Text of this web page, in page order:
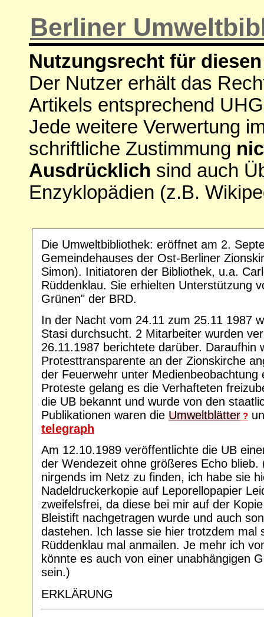
Berliner
Nutzungsrecht für
Der Nutzer erhält das
Artikels entsprechend
Jede weitere Verwertung
schriftliche Zustimmung
Ausdrücklich sind auch
Enzyklopädien (z.B.
Die Umweltbibliothek: eröffnet am 2.
Gemeindehauses der Ost-Berliner
Simon). Initiatoren der Bibliothek, u.a.
Rüddenklau. Sie erhielten Unterstützung
Grünen" der BRD.
In der Nacht vom 24.11 zum 25.11 1987
Stasi durchsucht. 2 Mitarbeiter wurden
26.11.1987 berichtete darüber. Daraufhin
Protesttransparente an der Zionskirche
der Feuerwehr unter Medienbeobachtung
Proteste gelang es die Verhafteten
die UB bekannt und wurde von den
Publikationen waren die Umweltblätter ?
telegraph
Am 12.10.1989 veröffentlichte die UB
der Wendezeit ohne größeres Echo blieb.
nirgends im Netz zu finden, ich habe sie
Nadeldruckerkopie auf Leporellopapier
zweifelsfrei, da diese bei mir auf der
Bleistift nachgetragen wurde und auch
dastehen. Ich lasse sie hier trotzdem mal
Rüddenklau mal anmailen. Je mehr ich
könnte es auch von einer unabhängigen
sein.)
ERKLÄRUNG